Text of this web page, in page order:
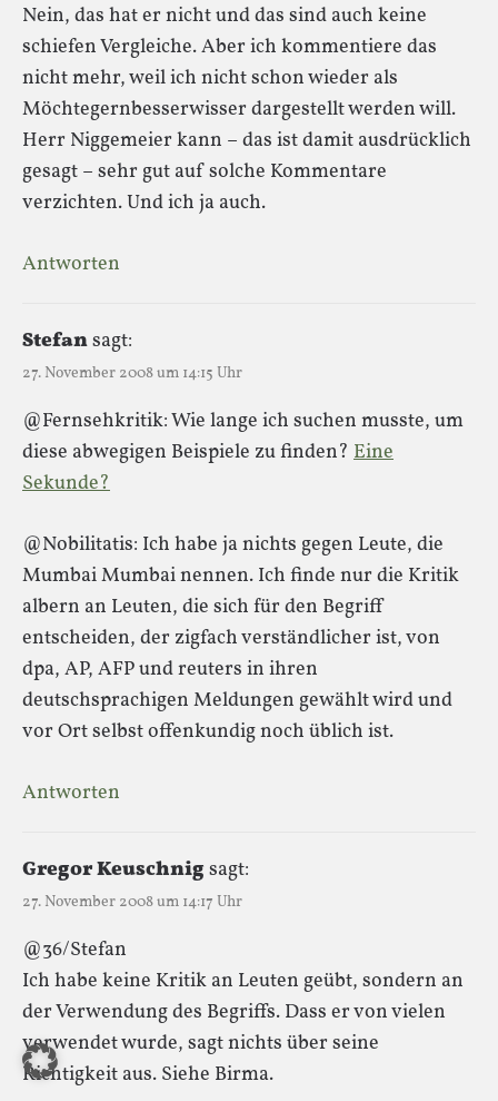
Nein, das hat er nicht und das sind auch keine
schiefen Vergleiche. Aber ich kommentiere das
nicht mehr, weil ich nicht schon wieder als
Möchtegernbesserwisser dargestellt werden will.
Herr Niggemeier kann – das ist damit ausdrücklich
gesagt – sehr gut auf solche Kommentare
verzichten. Und ich ja auch.
Antworten
Stefansagt:
27. November 2008 um 14:15 Uhr
@Fernsehkritik: Wie lange ich suchen musste, um
diese abwegigen Beispiele zu finden? Eine
Sekunde?
@Nobilitatis: Ich habe ja nichts gegen Leute, die
Mumbai Mumbai nennen. Ich finde nur die Kritik
albern an Leuten, die sich für den Begriff
entscheiden, der zigfach verständlicher ist, von
dpa, AP, AFP und reuters in ihren
deutschsprachigen Meldungen gewählt wird und
vor Ort selbst offenkundig noch üblich ist.
Antworten
Gregor Keuschnigsagt:
27. November 2008 um 14:17 Uhr
@36/Stefan
Ich habe keine Kritik an Leuten geübt, sondern an
der Verwendung des Begriffs. Dass er von vielen
verwendet wurde, sagt nichts über seine
Richtigkeit aus. Siehe Birma.